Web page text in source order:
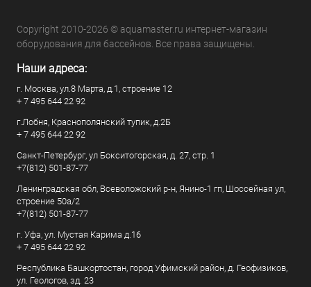
Copyright 2010-2026 © aquamaster.ru интернет-магазин
оборудования для бассейнов. Все права защищены.
Наши адреса:
г. Москва, ул.8 Марта, д.1, строение 12
+ 7 495 644 22 92
г.Лобня, Краснополянский тупик, д.2Б
+ 7 495 644 22 92
Санкт-Петербург, ул Бокситогорская, д. 27, стр. 1
+7(812) 501-87-77
Ленинградская обл, Всеволожский р-н, Янино-1 гп, Шоссейная ул,
строение 50а/2
+7(812) 501-87-77
г. Уфа, ул. Мустая Карима д.16
+ 7 495 644 22 92
Республика Башкортостан, город Уфимский район, д. Геофизиков,
ул. Геологов, зд. 23